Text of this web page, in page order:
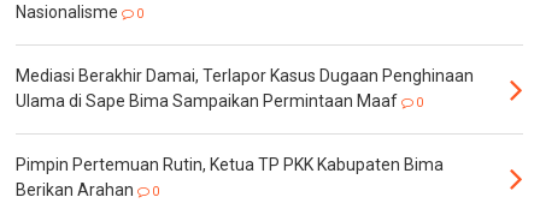
Nasionalisme
0
Mediasi Berakhir Damai, Terlapor Kasus Dugaan Penghinaan
Ulama di Sape Bima Sampaikan Permintaan Maaf
0
Pimpin Pertemuan Rutin, Ketua TP PKK Kabupaten Bima
Berikan Arahan
0